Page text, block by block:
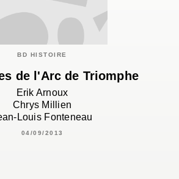
BD HISTOIRE
de l'Arc de Triomphe
Erik Arnoux
Chrys Millien
Louis Fonteneau
04/09/2013